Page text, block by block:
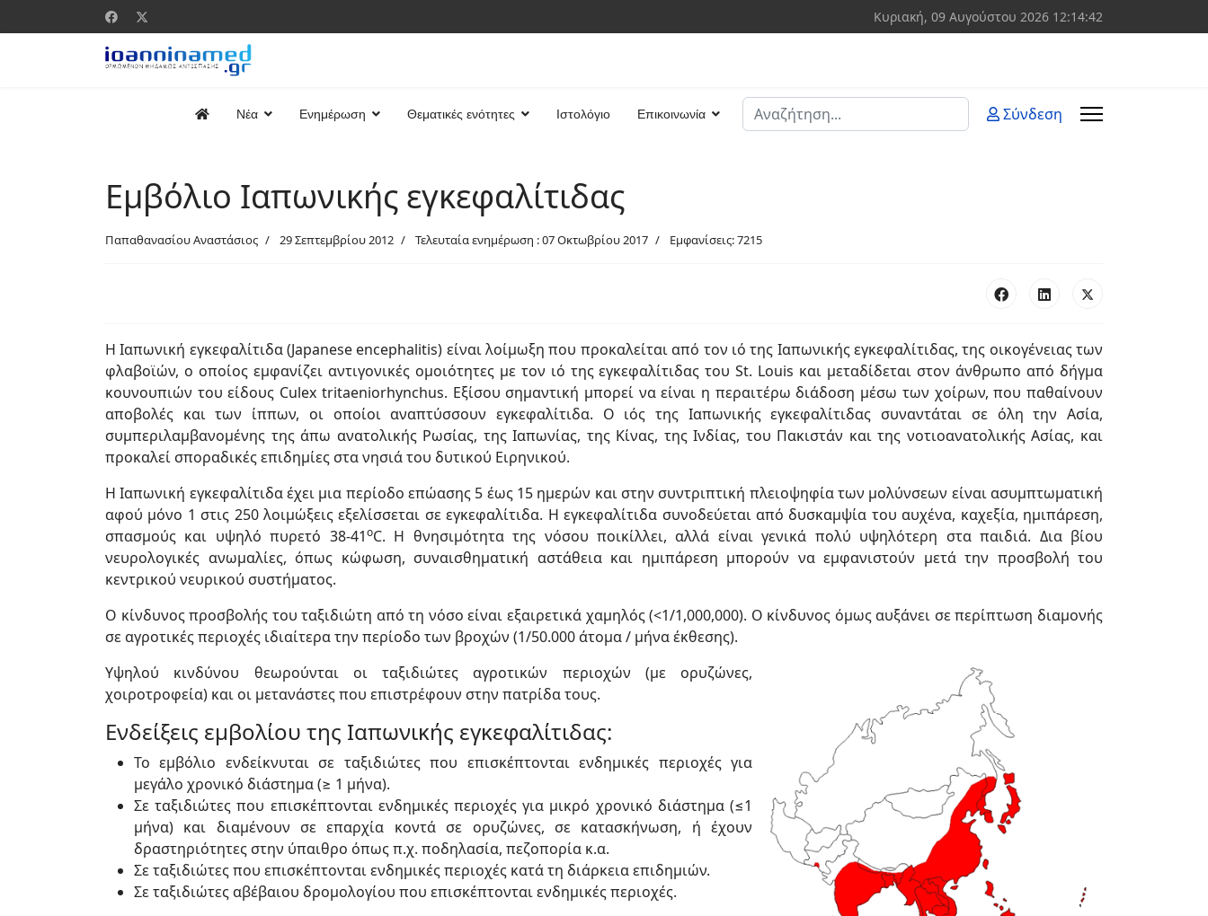
Κυριακή, 09 Αυγούστου 2026 12:14:42
Νέα Ενημέρωση Θεματικές ενότητες Ιστολόγιο Επικοινωνία
Αναζήτηση
Σύνδεση
Εμβόλιο Ιαπωνικής εγκεφαλίτιδας
Παπαθανασίου Αναστάσιος 29 Σεπτεμβρίου 2012 Τελευταία ενημέρωση : 07 Οκτωβρίου 2017 Εμφανίσεις: 7215
Η Ιαπωνική εγκεφαλίτιδα (Japanese encephalitis) είναι λοίμωξη που προκαλείται από τον ιό της Ιαπωνικής εγκεφαλίτιδας, της οικογένειας των
φλαβοϊών, ο οποίος εμφανίζει αντιγονικές ομοιότητες με τον ιό της εγκεφαλίτιδας του St. Louis και μεταδίδεται στον άνθρωπο από δήγμα
κουνουπιών του είδους Culex tritaeniorhynchus. Εξίσου σημαντική μπορεί να είναι η περαιτέρω διάδοση μέσω των χοίρων, που παθαίνουν
αποβολές και των ίππων, οι οποίοι αναπτύσσουν εγκεφαλίτιδα. Ο ιός της Ιαπωνικής εγκεφαλίτιδας συναντάται σε όλη την Ασία,
συμπεριλαμβανομένης της άπω ανατολικής Ρωσίας, της Ιαπωνίας, της Κίνας, της Ιν­δίας, του Πακιστάν και της νοτιοανατολικής Ασίας, και
προκαλεί σποραδικές επιδημίες στα νησιά του δυτικού Ειρηνικού.
Η Ιαπωνική εγκεφαλίτιδα έχει μια περίοδο επώασης 5 έως 15 ημερών και στην συντριπτική πλειοψηφία των μολύνσεων είναι ασυμπτωματική
αφού μόνο 1 στις 250 λοιμώξεις εξελίσσεται σε εγκεφαλίτιδα. Η εγκεφαλίτιδα συνοδεύεται από δυσκαμψία του αυχένα, καχεξία, ημιπάρεση,
σπασμούς και υψηλό πυρετό 38-41οC. Η θνησιμότητα της νόσου ποικίλλει, αλλά είναι γενικά πολύ υψηλότερη στα παιδιά. Δια βίου
νευρολογικές ανωμαλίες, όπως κώφωση, συναισθηματική αστάθεια και ημιπάρεση μπορούν να εμφανιστούν μετά την προσβολή του
κεντρικού νευρικού συστήματος.
Ο κίνδυνος προσβολής του ταξιδιώτη από τη νόσο είναι εξαιρετικά χαμηλός (<1/1,000,000). Ο κίνδυνος όμως αυξάνει σε περίπτωση διαμονής
σε αγροτικές περιοχές ιδιαίτερα την περίοδο των βροχών (1/50.000 άτομα / μήνα έκθεσης).
Υψηλού κινδύνου θεωρούνται οι ταξιδιώτες αγροτικών περιοχών (με ορυζώνες,
χοιροτροφεία) και οι μετανάστες που επιστρέφουν στην πατρίδα τους.
Ενδείξεις εμβολίου της Ιαπωνικής εγκεφαλίτιδας:
Το εμβόλιο ενδείκνυται σε ταξιδιώτες που επισκέπτονται ενδημικές περιοχές για
μεγάλο χρονικό διάστημα (≥ 1 μήνα).
Σε ταξιδιώτες που επισκέπτονται ενδημικές περιοχές για μικρό χρονικό διάστημα (≤1
μήνα) και διαμένουν σε επαρχία κοντά σε ορυζώνες, σε κατασκήνωση, ή έχουν
δραστηριότητες στην ύπαιθρο όπως π.χ. ποδηλασία, πεζοπορία κ.α.
Σε ταξιδιώτες που επισκέπτονται ενδημικές περιοχές κατά τη διάρκεια επιδημιών.
Σε ταξιδιώτες αβέβαιου δρομολογίου που επισκέπτονται ενδημικές περιοχές.